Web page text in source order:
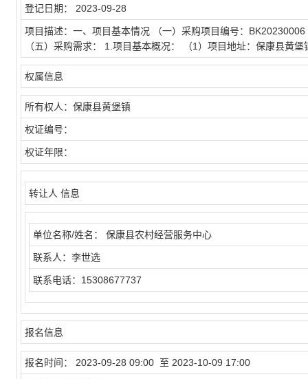
登记日期： 2023-09-28
项目描述： 一、项目基本情况 （一）采购项目编号：
（五）采购需求： 1.项目基本概况： （1）项目地址：保康县黄
权属信息
所有权人： 保康县黄堡镇
权证编号：
权证年限：
转让人 信息
单位名称/姓名： 保康县农村经营服务中心
联系人： 李世选
联系电话： 15308677737
报名信息
报名时间： 2023-09-28 09:00 至 2023-10-09 17:00